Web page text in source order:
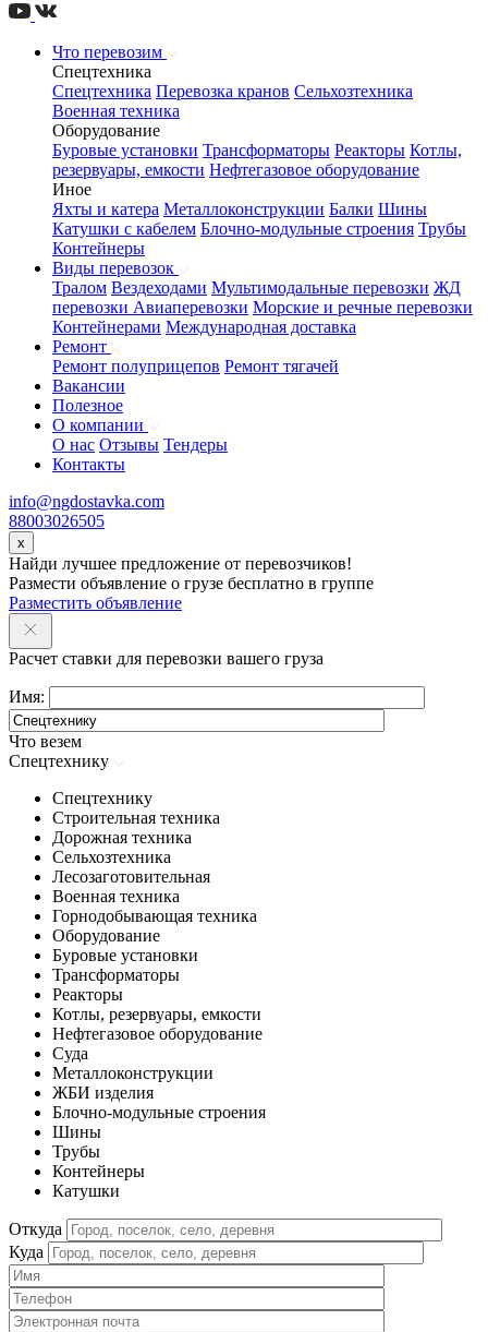
Что перевозим
Спецтехника
Спецтехника Перевозка кранов Сельхозтехника
Военная техника
Оборудование
Буровые установки Трансформаторы Реакторы Котлы,
резервуары, емкости Нефтегазовое оборудование
Иное
Яхты и катера Металлоконструкции Балки Шины
Катушки с кабелем Блочно-модульные строения Трубы
Контейнеры
Виды перевозок
Тралом Вездеходами Мультимодальные перевозки ЖД
перевозки Авиаперевозки Морские и речные перевозки
Контейнерами Международная доставка
Ремонт
Ремонт полуприцепов Ремонт тягачей
Вакансии
Полезное
О компании
О нас Отзывы Тендеры
Контакты
info@ngdostavka.com
88003026505
x
Найди лучшее предложение от перевозчиков!
Размести объявление о грузе бесплатно в группе
Разместить объявление
Расчет ставки для перевозки вашего груза
Имя:
Что везем
Спецтехнику
Спецтехнику
Строительная техника
Дорожная техника
Сельхозтехника
Лесозаготовительная
Военная техника
Горнодобывающая техника
Оборудование
Буровые установки
Трансформаторы
Реакторы
Котлы, резервуары, емкости
Нефтегазовое оборудование
Cуда
Металлоконструкции
ЖБИ изделия
Блочно-модульные строения
Шины
Трубы
Контейнеры
Катушки
Откуда
Куда